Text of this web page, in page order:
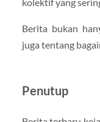
kolektif yang
Berita bukan
juga tentang
Penutup